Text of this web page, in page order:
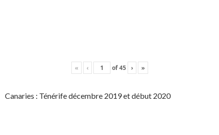
« ‹ of45 › »
Canaries : Ténérife décembre 2019 et début 2020